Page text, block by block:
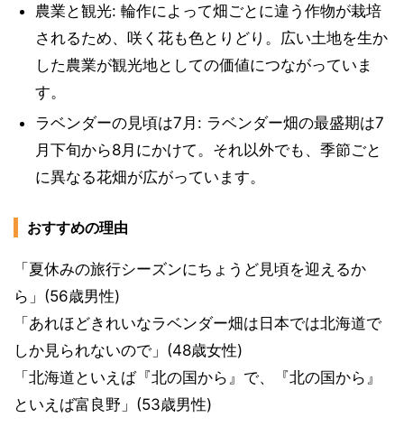
農業と観光: 輪作によって畑ごとに違う作物が栽培
されるため、咲く花も色とりどり。広い土地を生か
した農業が観光地としての価値につながっていま
す。
ラベンダーの見頃は7月: ラベンダー畑の最盛期は7
月下旬から8月にかけて。それ以外でも、季節ごと
に異なる花畑が広がっています。
おすすめの理由
「夏休みの旅行シーズンにちょうど見頃を迎えるか
ら」(56歳男性)
「あれほどきれいなラベンダー畑は日本では北海道で
しか見られないので」(48歳女性)
「北海道といえば『北の国から』で、『北の国から』
といえば富良野」(53歳男性)